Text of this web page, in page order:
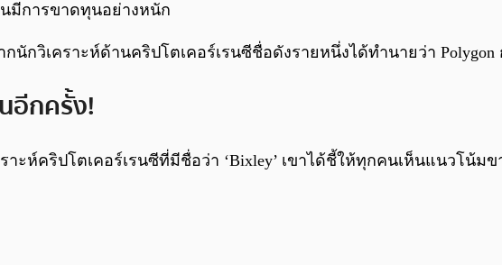
มีการขาดทุนอย่างหนัก
นักวิเคราะห์ด้านคริปโตเคอร์เรนซีชื่อดังรายหนึ่งได้ทำนายว่า
อีกครั้ง!
าะห์คริปโตเคอร์เรนซีที่มีชื่อว่า ‘Bixley’ เขาได้ชี้ให้ทุกคนเห็นแนวโน้ม